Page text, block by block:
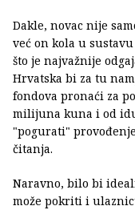
Dakle, novac nije
već on kola u
što je najvažnije
Hrvatska bi za tu
fondova pronaći za
milijuna kuna i od
"pogurati"
čitanja.
Naravno, bilo bi
može pokriti i